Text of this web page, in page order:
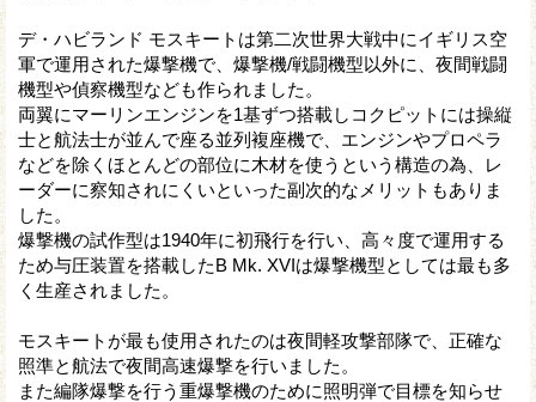
デ・ハビランド モスキートは第二次世界大戦中にイギリス空
軍で運用された爆撃機で、爆撃機/戦闘機型以外に、夜間戦闘
機型や偵察機型なども作られました。
両翼にマーリンエンジンを1基ずつ搭載しコクピットには操縦
士と航法士が並んで座る並列複座機で、エンジンやプロペラ
などを除くほとんどの部位に木材を使うという構造の為、レ
ーダーに察知されにくいといった副次的なメリットもありま
した。
爆撃機の試作型は1940年に初飛行を行い、高々度で運用する
ため与圧装置を搭載したB Mk. XVIは爆撃機型としては最も多
く生産されました。
モスキートが最も使用されたのは夜間軽攻撃部隊で、正確な
照準と航法で夜間高速爆撃を行いました。
また編隊爆撃を行う重爆撃機のために照明弾で目標を知らせ